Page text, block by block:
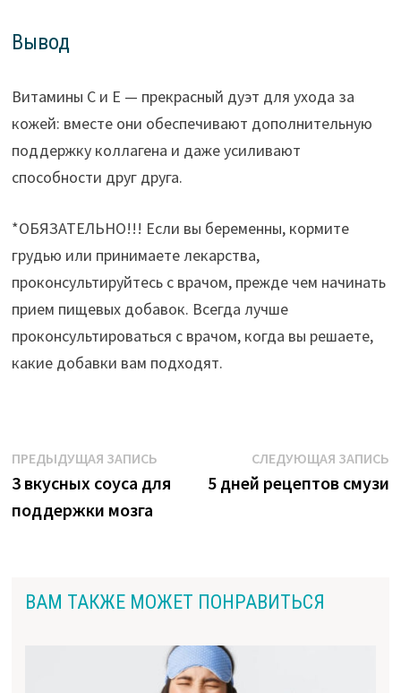
Вывод
Витамины C и E — прекрасный дуэт для ухода за
кожей: вместе они обеспечивают дополнительную
поддержку коллагена и даже усиливают
способности друг друга.
*ОБЯЗАТЕЛЬНО!!! Если вы беременны, кормите
грудью или принимаете лекарства,
проконсультируйтесь с врачом, прежде чем начинать
прием пищевых добавок. Всегда лучше
проконсультироваться с врачом, когда вы решаете,
какие добавки вам подходят.
Навигация
по
записям
ПРЕДЫДУЩАЯ ЗАПИСЬПредыдущая
запись:
3 вкусных соуса для
поддержки мозга
СЛЕДУЮЩАЯ ЗАПИСЬ
5 дней рецептов смузи
ВАМ ТАКЖЕ МОЖЕТ ПОНРАВИТЬСЯ